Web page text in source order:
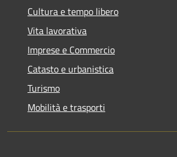
Cultura e tempo libero
Vita lavorativa
Imprese e Commercio
Catasto e urbanistica
Turismo
Mobilità e trasporti